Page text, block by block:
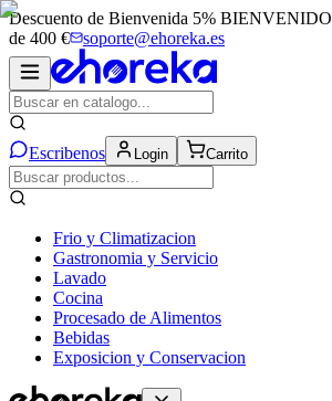
Descuento de Bienvenida 5% BIENVENIDO
de 400 €
soporte@ehoreka.es
Escribenos Login Carrito
Frio y Climatizacion
Gastronomia y Servicio
Lavado
Cocina
Procesado de Alimentos
Bebidas
Exposicion y Conservacion